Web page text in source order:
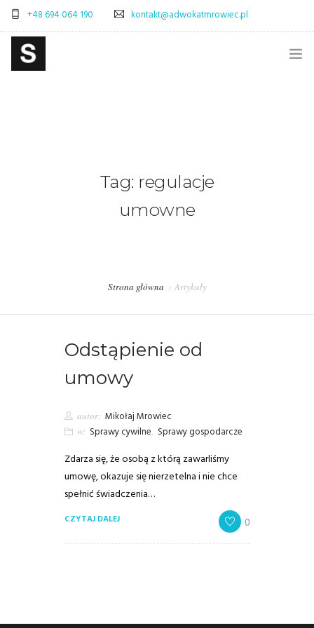
+48 694 064 190 kontakt@adwokatmrowiec.pl
ADWOKAT WARSZAWA – SPRAWY CYWILNE
ADWOKAT WARSZAWA – SPRAWY SPADKOWE
Tag: regulacje
umowne
Strona główna Artykuły
Odstąpienie od
umowy
autor: Mikołaj Mrowiec
w: Sprawy cywilne, Sprawy gospodarcze
Zdarza się, że osobą z którą zawarliśmy
umowę, okazuje się nierzetelna i nie chce
spełnić świadczenia…
CZYTAJ DALEJ 0